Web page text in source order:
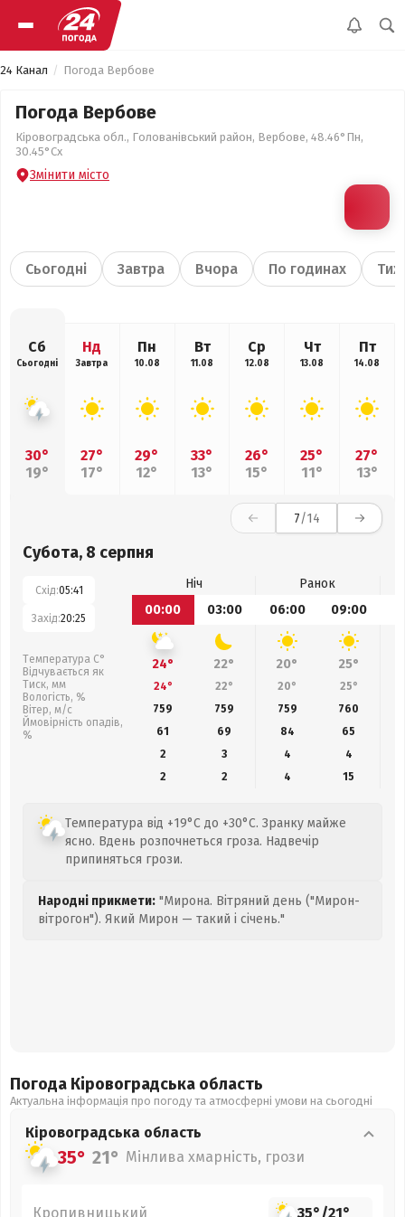
24 Канал Погода Вербове
Погода Вербове
Кіровоградська обл., Голованівський район, Вербове, 48.46°Пн,
30.45°Сх
Змінити місто
Сьогодні Завтра Вчора По годинах
Сб
Сьогодні
30°
19°
Нд
Завтра
27°
17°
Пн
10.08
29°
12°
Вт
11.08
33°
13°
Ср
12.08
26°
15°
Чт
13.08
25°
11°
Пт
14.08
27°
13°
7/14
Субота, 8 серпня
Схід:05:41
Захід:20:25
Температура С°
Відчувається як
Тиск, мм
Вологість, %
Вітер, м/с
Ймовірність опадів,
%
Ніч
Ранок
00:00
03:00 06:00 09:00
24° 22° 20° 25°
24° 22° 20° 25°
759
759 759 760
61
69 84 65
2
3 4
4
2
2 4 15
Температура від +19°C до +30°C. Зранку майже
ясно. Вдень розпочнеться гроза. Надвечір
припиняться грози.
Народні прикмети: "Мирона. Вітряний день ("Мирон-
вітрогон"). Який Мирон — такий і січень."
Погода Кіровоградська область
Актуальна інформація про погоду та атмосферні умови на сьогодні
Кіровоградська область
35° 21° Мінлива хмарність, грози
Кропивницький 35°/21°